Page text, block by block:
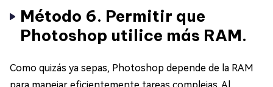
Método 6. Permitir que
Photoshop utilice más RAM.
Como quizás ya sepas, Photoshop depende de la RAM